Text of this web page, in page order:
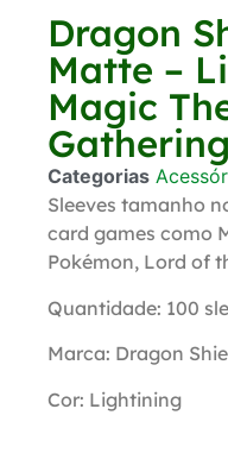
Dragon
Matte –
Magic
Categorias
Sleeves tamanho
card games como
Pokémon, Lord of
Quantidade: 100
Marca: Dragon
Cor: Lightining